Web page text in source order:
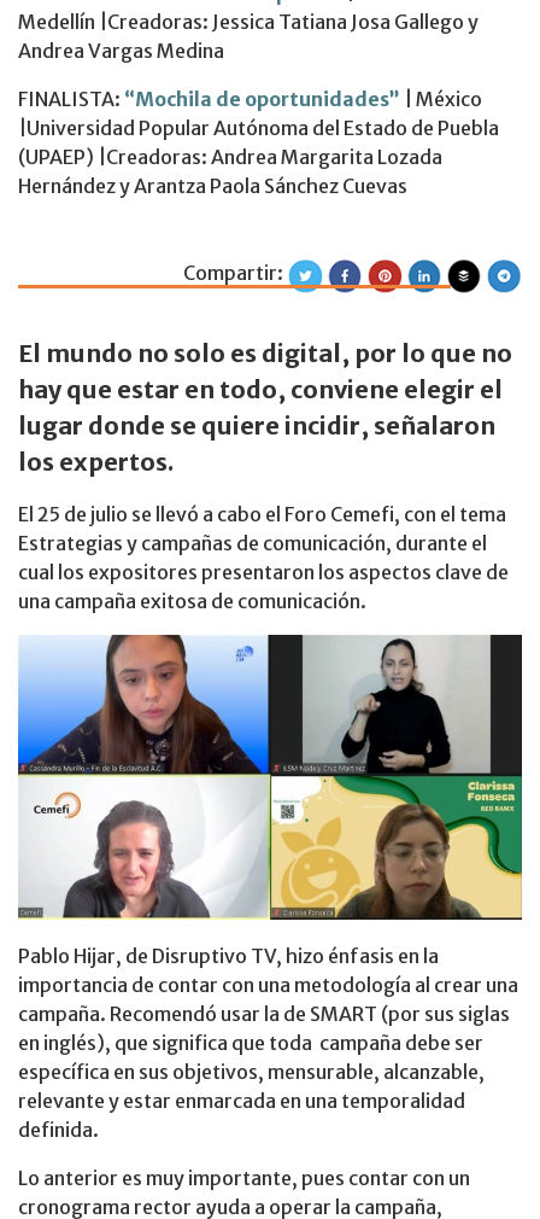
Medellín |Creadoras: Jessica Tatiana Josa Gallego y
Andrea Vargas Medina
FINALISTA: “Mochila de oportunidades”
| México
|Universidad Popular Autónoma del Estado de Puebla
(UPAEP) |Creadoras: Andrea Margarita Lozada
Hernández y Arantza Paola Sánchez Cuevas
Estrategias y
Compartir:
El mundo no solo es digital, por lo que no
hay que estar en todo, conviene elegir el
lugar donde se quiere incidir, señalaron
los expertos.
El 25 de julio se llevó a cabo el Foro Cemefi, con el tema
Estrategias y campañas de comunicación, durante el
cual los expositores presentaron los aspectos clave de
una campaña exitosa de comunicación.
Pablo Hijar, de Disruptivo TV, hizo énfasis en la
importancia de contar con una metodología al crear una
campaña. Recomendó usar la de SMART (por sus siglas
en inglés), que significa que toda campaña debe ser
específica en sus objetivos, mensurable, alcanzable,
relevante y estar enmarcada en una temporalidad
definida.
Lo anterior es muy importante, pues contar con un
cronograma rector ayuda a operar la campaña,